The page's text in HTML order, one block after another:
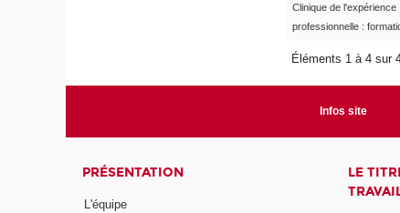
Clinique de l'expérience
professionnelle :
Éléments 1 à 4 sur
Infos site
PRÉSENTATION
L'équipe
LE